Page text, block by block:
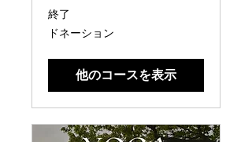
終了
ド
ネ
ドネーション
他のコースを表示